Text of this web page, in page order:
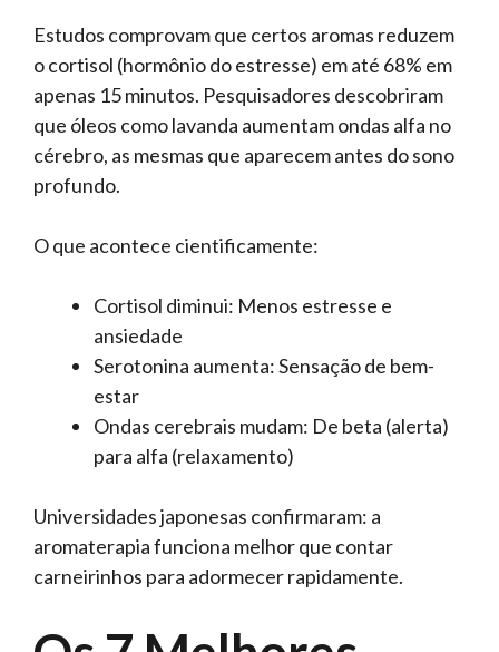
Estudos comprovam que certos aromas reduzem
o cortisol (hormônio do estresse) em até 68% em
apenas 15 minutos. Pesquisadores descobriram
que óleos como lavanda aumentam ondas alfa no
cérebro, as mesmas que aparecem antes do sono
profundo.
O que acontece cientificamente:
Cortisol diminui: Menos estresse e
ansiedade
Serotonina aumenta: Sensação de bem-
estar
Ondas cerebrais mudam: De beta (alerta)
para alfa (relaxamento)
Universidades japonesas confirmaram: a
aromaterapia funciona melhor que contar
carneirinhos para adormecer rapidamente.